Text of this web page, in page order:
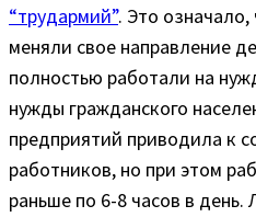
“трудармий”. Это означало,
меняли свое направление
полностью работали на
нужды гражданского
предприятий приводила к
работников, но при этом
раньше по 6-8 часов в